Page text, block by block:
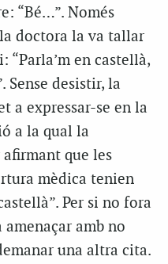
“Bé…”. Només
doctora la va tallar
en castellà,
Sense desistir, la
a expressar-se en la
a la qual la
que les
mèdica tenien
Per si no fora
amb no
una altra cita.